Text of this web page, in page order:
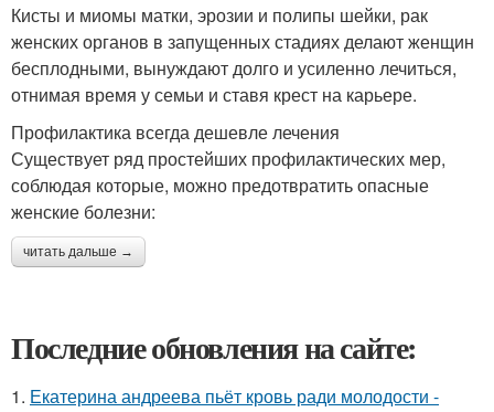
Кисты и миомы матки, эрозии и полипы шейки, рак
женских органов в запущенных стадиях делают женщин
бесплодными, вынуждают долго и усиленно лечиться,
отнимая время у семьи и ставя крест на карьере.
Профилактика всегда дешевле лечения
Существует ряд простейших профилактических мер,
соблюдая которые, можно предотвратить опасные
женские болезни:
читать дальше →
Последние обновления на сайте:
1. Екатерина андреева пьёт кровь ради молодости -